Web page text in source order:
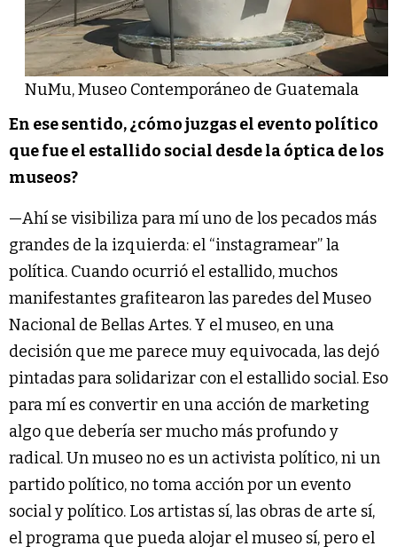
NuMu, Museo Contemporáneo de Guatemala
En ese sentido, ¿cómo juzgas el evento político
que fue el estallido social desde la óptica de los
museos?
—Ahí se visibiliza para mí uno de los pecados más
grandes de la izquierda: el “instagramear” la
política. Cuando ocurrió el estallido, muchos
manifestantes grafitearon las paredes del Museo
Nacional de Bellas Artes. Y el museo, en una
decisión que me parece muy equivocada, las dejó
pintadas para solidarizar con el estallido social. Eso
para mí es convertir en una acción de marketing
algo que debería ser mucho más profundo y
radical. Un museo no es un activista político, ni un
partido político, no toma acción por un evento
social y político. Los artistas sí, las obras de arte sí,
el programa que pueda alojar el museo sí, pero el